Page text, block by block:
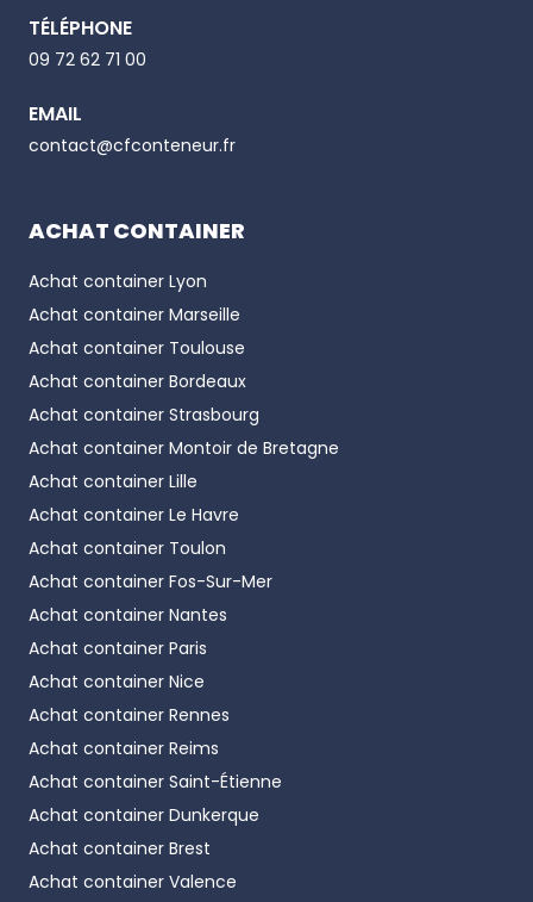
TÉLÉPHONE
Email
09 72 62 71 00
EMAIL
Phone number
contact@cfconteneur.fr
ACHAT CONTAINER
Achat container Lyon
Achat container Marseille
Achat container Toulouse
Achat container Bordeaux
Achat container Strasbourg
Achat container Montoir de Bretagne
Achat container Lille
Achat container Le Havre
Achat container Toulon
Achat container Fos-Sur-Mer
Achat container Nantes
Achat container Paris
Achat container Nice
Achat container Rennes
Achat container Reims
Achat container Saint-Étienne
Achat container Dunkerque
Achat container Brest
Achat container Valence